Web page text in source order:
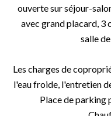
ouverte sur séjour-
avec grand placard, 3
salle
Les charges de
l'eau froide, l'entretien
Place de parking